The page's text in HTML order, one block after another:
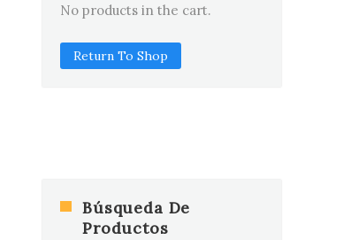
No products in the cart.
Return To Shop
Búsqueda De
Productos